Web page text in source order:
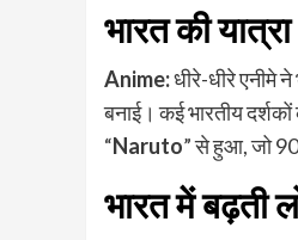
भारत की यात्रा
Anime:धीरे-धीरे एनीमे ने
बनाई। कई भारतीय
“Naruto” से हुआ, जो
भारत में बढ़ती